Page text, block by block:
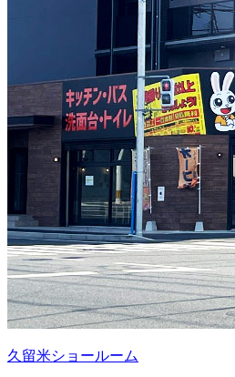
久留米ショールーム